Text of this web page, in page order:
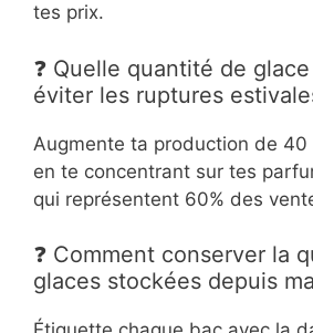
tes prix.
❓ Quelle quantité de
éviter les ruptures
Augmente ta production de 40
en te concentrant sur tes
qui représentent 60% des
❓ Comment conserver la
glaces stockées depuis